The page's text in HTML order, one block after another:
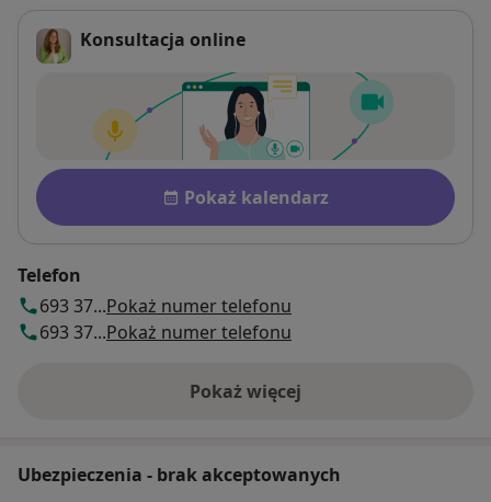
Konsultacja online
Dostępność
Pokaż kalendarz
Telefon
693 37...Pokaż numer telefonu
693 37...Pokaż numer telefonu
Pokaż więcej
o adresie
Ubezpieczenia - brak akceptowanych